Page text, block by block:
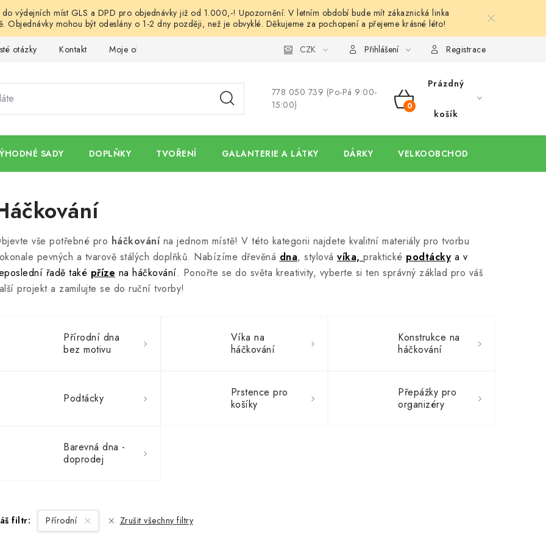
výdejních míst GLS a DPD pro objednávky již od 1.000,-! Upozornění: V letním období bude mít zákaznická linka
Objednávky mohou být odeslány o 1-2 dny později, než je obvyklé. Děkujeme za pochopení a přejeme krásné léto!
otázky Kontakt Moje objednávka Ochrana osobních údajů Hodnocení obchodu
CZK Přihlášení Registrace
778 050 739 (Po-Pá 9:00-
15:00)
NÁKUPNÍ
Prázdný
košík
SADY DOPLŇKY TVOŘENÍ GALANTERIE A LÁTKY DÁRKY VELKOOBCHOD
vše potřebné pro háčkování na jednom místě! V této kategorii najdete kvalitní materiály pro tvorbu
pevných a tvarově stálých doplňků. Nabízíme dřevěná dna, stylová víka, praktické podtácky a v
řadě také příze na háčkování. Ponořte se do světa kreativity, vyberte si ten správný základ pro váš
projekt a zamilujte se do ruční tvorby!
Přírodní dna
bez motivu
Víka na
háčkování
Konstrukce na
háčkování
Podtácky
Prstence pro
košíky
Přepážky pro
organizéry
Barevná dna -
doprodej
filtr: Přírodní Zrušit všechny filtry